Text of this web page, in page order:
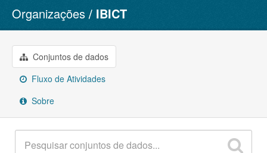
Conjuntos de dados
Organizações
Grupos
Sobre
Organizações IBICT
Conjuntos de dados
Fluxo de Atividades
Sobre